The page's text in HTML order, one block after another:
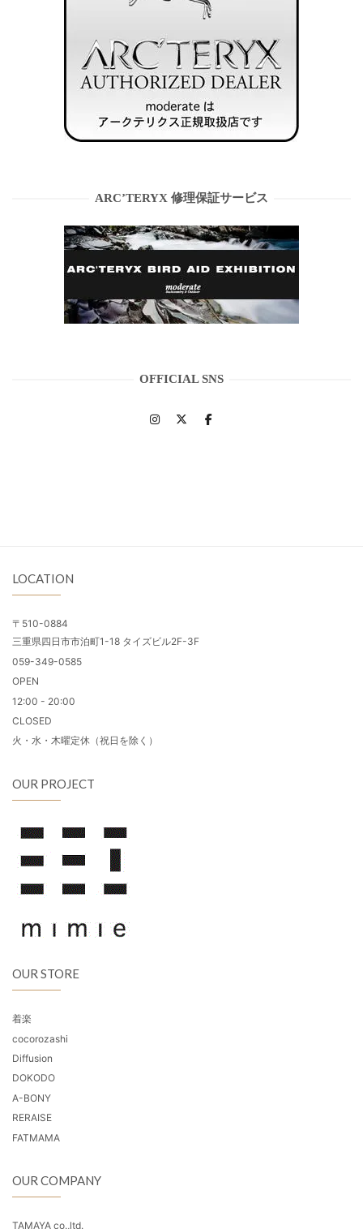
ARC’TERYX 修理保証サービス
OFFICIAL SNS
LOCATION
〒510-0884
三重県四日市市泊町1-18 タイズビル2F-3F
059-349-0585
OPEN
12:00 - 20:00
CLOSED
火・水・木曜定休（祝日を除く）
OUR PROJECT
OUR STORE
着楽
cocorozashi
Diffusion
DOKODO
A-BONY
RERAISE
FATMAMA
OUR COMPANY
TAMAYA co.,ltd.